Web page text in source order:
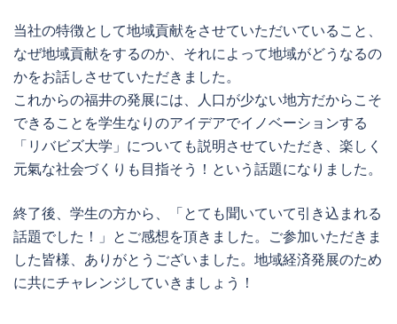
当社の特徴として地域貢献をさせていただいていること、
なぜ地域貢献をするのか、それによって地域がどうなるの
かをお話しさせていただきました。
これからの福井の発展には、人口が少ない地方だからこそ
できることを学生なりのアイデアでイノベーションする
「リバビズ大学」についても説明させていただき、楽しく
元氣な社会づくりも目指そう！という話題になりました。
終了後、学生の方から、「とても聞いていて引き込まれる
話題でした！」とご感想を頂きました。ご参加いただきま
した皆様、ありがとうございました。地域経済発展のため
に共にチャレンジしていきましょう！